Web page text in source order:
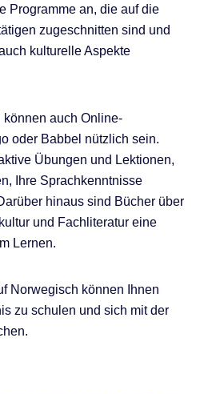
Programme an, die auf die
zugeschnitten sind und
kulturelle Aspekte
können auch Online-
oder Babbel nützlich sein.
Übungen und Lektionen,
Ihre Sprachkenntnisse
hinaus sind Bücher über
und Fachliteratur eine
Lernen.
Norwegisch können Ihnen
zu schulen und sich mit der